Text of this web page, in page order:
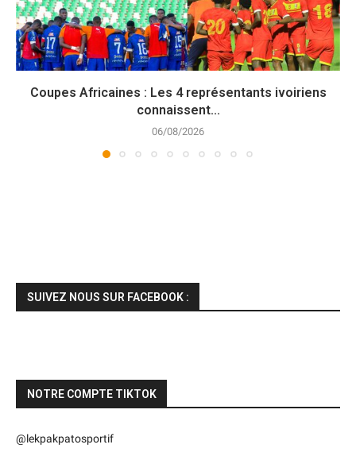
Coupes Africaines : Les 4 représentants ivoiriens
connaissent...
06/08/2026
SUIVEZ NOUS SUR FACEBOOK :
NOTRE COMPTE TIKTOK
@lekpakpatosportif